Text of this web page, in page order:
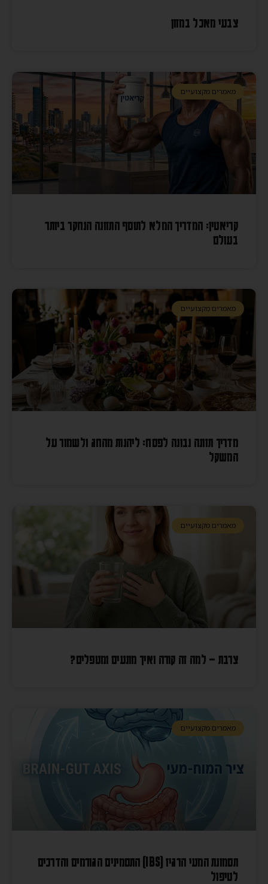
צבעי מאכל במזון
מאמרים מקצועיים
קריאטין: המדריך המלא לתוסף התזונה הנחקר ביותר
בעולם
מאמרים מקצועיים
מדריך תזונה נבונה לפסח: ליהנות מהחג ולשמור על
המשקל
מאמרים מקצועיים
צרבת – למה זה קורה ואיך מונעים ומטפלים?
מאמרים מקצועיים
תסמונת המעי הרגיז (IBS) התסמינים הגורמים והדרכים
לטיפול